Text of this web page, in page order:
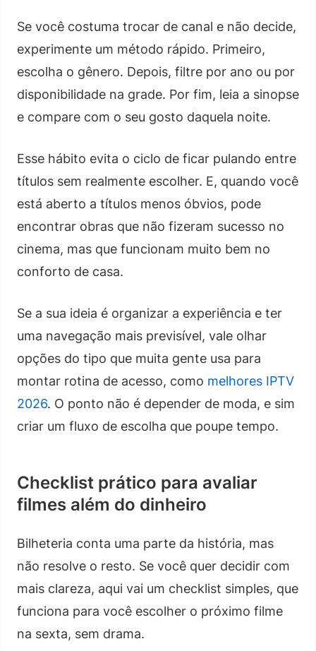
Se você costuma trocar de canal e não decide,
experimente um método rápido. Primeiro,
escolha o gênero. Depois, filtre por ano ou por
disponibilidade na grade. Por fim, leia a sinopse
e compare com o seu gosto daquela noite.
Esse hábito evita o ciclo de ficar pulando entre
títulos sem realmente escolher. E, quando você
está aberto a títulos menos óbvios, pode
encontrar obras que não fizeram sucesso no
cinema, mas que funcionam muito bem no
conforto de casa.
Se a sua ideia é organizar a experiência e ter
uma navegação mais previsível, vale olhar
opções do tipo que muita gente usa para
montar rotina de acesso, como melhores IPTV
2026. O ponto não é depender de moda, e sim
criar um fluxo de escolha que poupe tempo.
Checklist prático para avaliar
filmes além do dinheiro
Bilheteria conta uma parte da história, mas
não resolve o resto. Se você quer decidir com
mais clareza, aqui vai um checklist simples, que
funciona para você escolher o próximo filme
na sexta, sem drama.